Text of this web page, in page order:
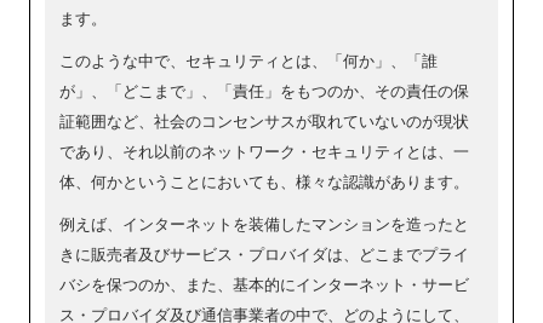
ます。
このような中で、セキュリティとは、「何か」、「誰
が」、「どこまで」、「責任」をもつのか、その責任の保
証範囲など、社会のコンセンサスが取れていないのが現状
であり、それ以前のネットワーク・セキュリティとは、一
体、何かということにおいても、様々な認識があります。
例えば、インターネットを装備したマンションを造ったと
きに販売者及びサービス・プロバイダは、どこまでプライ
バシを保つのか、また、基本的にインターネット・サービ
ス・プロバイダ及び通信事業者の中で、どのようにして、